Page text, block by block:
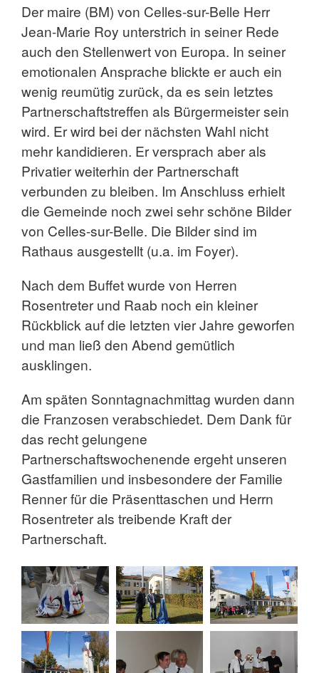
Der maire (BM) von Celles-sur-Belle Herr
Jean-Marie Roy unterstrich in seiner Rede
auch den Stellenwert von Europa. In seiner
emotionalen Ansprache blickte er auch ein
wenig reumütig zurück, da es sein letztes
Partnerschaftstreffen als Bürgermeister sein
wird. Er wird bei der nächsten Wahl nicht
mehr kandidieren. Er versprach aber als
Privatier weiterhin der Partnerschaft
verbunden zu bleiben. Im Anschluss erhielt
die Gemeinde noch zwei sehr schöne Bilder
von Celles-sur-Belle. Die Bilder sind im
Rathaus ausgestellt (u.a. im Foyer).
Nach dem Buffet wurde von Herren
Rosentreter und Raab noch ein kleiner
Rückblick auf die letzten vier Jahre geworfen
und man ließ den Abend gemütlich
ausklingen.
Am späten Sonntagnachmittag wurden dann
die Franzosen verabschiedet. Dem Dank für
das recht gelungene
Partnerschaftswochenende ergeht unseren
Gastfamilien und insbesondere der Familie
Renner für die Präsenttaschen und Herrn
Rosentreter als treibende Kraft der
Partnerschaft.